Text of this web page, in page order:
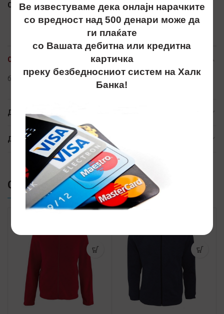
Сподели
ОПИС
блузони, bluzon, bluzon, promo best,kapuljaca,капуљача
ДОПОЛНИТЕЛНИ ИНФОРМАЦИИ
ДОСТАВА
СЛИЧНИ ПРОИЗВОДИ
Ве известуваме дека онлајн нарачките
со вредност над 500 денари може да
ги плаќате
со Вашата дебитна или кредитна
картичка
преку безбедносниот систем на Халк
Банка!